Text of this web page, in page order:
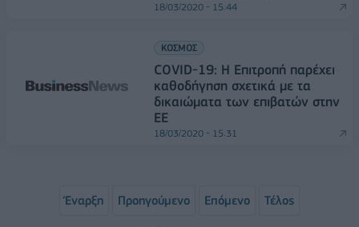
18/03/2020 - 15:44
ΚΟΣΜΟΣ
COVID-19: Η Επιτροπή παρέχει
καθοδήγηση σχετικά με τα
δικαιώματα των επιβατών στην
ΕΕ
18/03/2020 - 15:31
Έναρξη Προηγούμενο Επόμενο Τέλος